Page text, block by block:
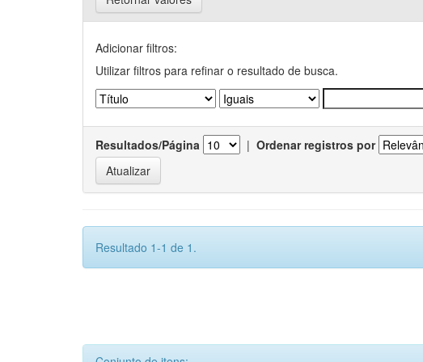
Adicionar filtros:
Utilizar filtros para refinar o resultado de busca.
Resultados/Página | Ordenar registros por
Resultado 1-1 de 1.